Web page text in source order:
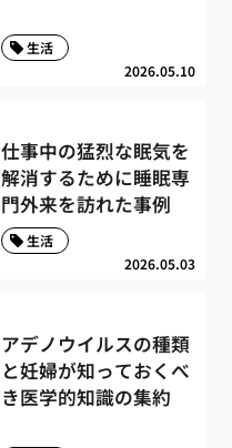
2026.05.10
生活
仕事中の猛烈な眠気を
解消するために睡眠専
門外来を訪れた事例
2026.05.03
生活
アデノウイルスの種類
と妊婦が知っておくべ
き医学的知識の集約